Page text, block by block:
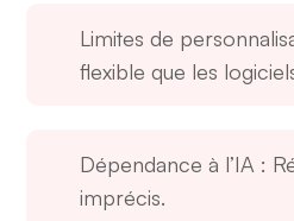
Limites de
flexible que les
Dépendance à l’IA :
imprécis.